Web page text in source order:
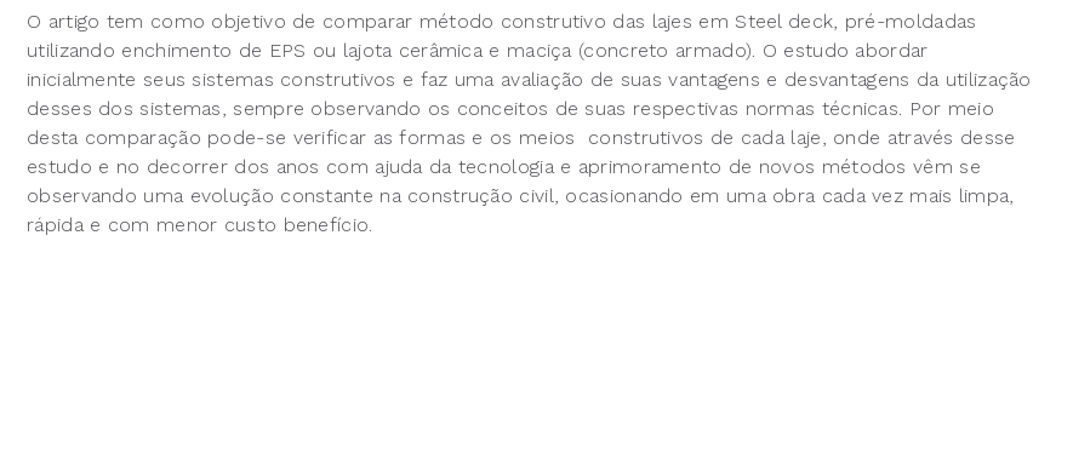
O artigo tem como objetivo de comparar método construtivo das lajes em Steel deck, pré-moldadas
utilizando enchimento de EPS ou lajota cerâmica e maciça (concreto armado). O estudo abordar
inicialmente seus sistemas construtivos e faz uma avaliação de suas vantagens e desvantagens da utilização
desses dos sistemas, sempre observando os conceitos de suas respectivas normas técnicas. Por meio
desta comparação pode-se verificar as formas e os meios construtivos de cada laje, onde através desse
estudo e no decorrer dos anos com ajuda da tecnologia e aprimoramento de novos métodos vêm se
observando uma evolução constante na construção civil, ocasionando em uma obra cada vez mais limpa,
rápida e com menor custo benefício.